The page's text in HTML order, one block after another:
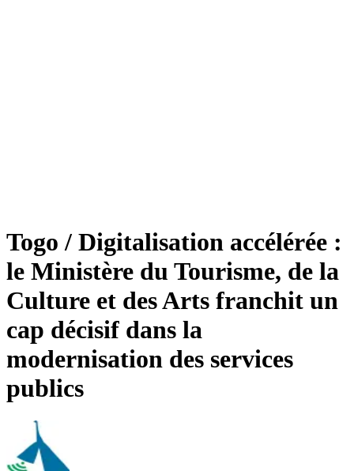
Togo / Digitalisation accélérée :
le Ministère du Tourisme, de la
Culture et des Arts franchit un
cap décisif dans la
modernisation des services
publics